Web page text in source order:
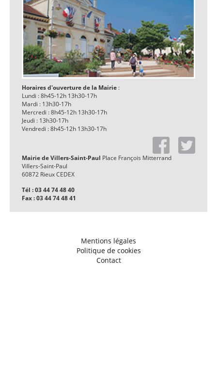
Horaires d'ouverture de la Mairie :
Lundi : 8h45-12h 13h30-17h
Mardi : 13h30-17h
Mercredi : 8h45-12h 13h30-17h
Jeudi : 13h30-17h
Vendredi : 8h45-12h 13h30-17h
Mairie de Villers-Saint-Paul Place François Mitterrand
Villers-Saint-Paul
60872 Rieux CEDEX
Tél : 03 44 74 48 40
Fax : 03 44 74 48 41
Mentions légales
Politique de cookies
Contact